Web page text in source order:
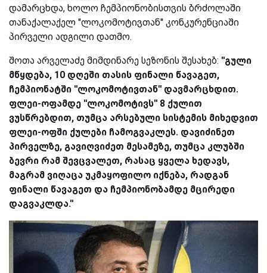
დამარცხდა, ხოლო ჩემპიონობისთვის ბრძოლაში
თანაქალაქელ ''ლოკომოტივთან'' კონკურენციაში
პირველი ადგილი დათმო.
შოთა არველაძე მიმდინარე სეზონის შესახებ: ''გული
მწყდება, 10 დღეში თასის ფინალი წავაგეთ,
ჩემპიონატში ''ლოკომოტივთან'' დავმარცხდით.
ფლეი-ოფამდე ''ლოკომოტივს'' 8 ქულით
ვუსწრებდით, თუმცა არსებული სისტემის მიხედვით
ფლეი-ოფში ქულები ჩამოგვაკლეს. დავიძინეთ
პირველზე, გავიღვიძეთ მესამეზე, თუმცა კლუბში
ბევრი რამ შევცვალეთ, რასაც ყველა ხედავს,
მაგრამ ვიღაცა უკმაყოფილო იქნება, რადგან
ფინალი წავაგეთ და ჩემპიონობამდე მცირედი
დაგვაკლდა.''